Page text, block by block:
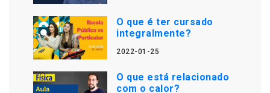
O que é ter cursado
integralmente?
2022-01-25
O que está relacionado
com o calor?